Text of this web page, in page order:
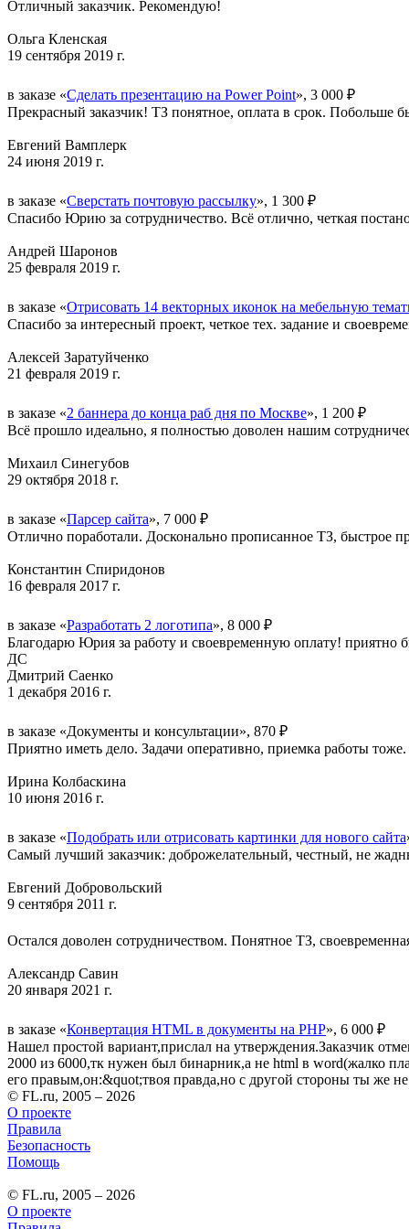
Отличный заказчик. Рекомендую!
Ольга Кленская
19 сентября 2019 г.
в заказе «Сделать презентацию на Power Point», 3 000 ₽
Прекрасный заказчик! ТЗ понятное, оплата в срок. Побольше
Евгений Вамплерк
24 июня 2019 г.
в заказе «Сверстать почтовую рассылку», 1 300 ₽
Спасибо Юрию за сотрудничество. Всё отлично, четкая
Андрей Шаронов
25 февраля 2019 г.
в заказе «Отрисовать 14 векторных иконок на мебельную
Спасибо за интересный проект, четкое тех. задание и
Алексей Заратуйченко
21 февраля 2019 г.
в заказе «2 баннера до конца раб дня по Москве», 1 200 ₽
Всё прошло идеально, я полностью доволен нашим
Михаил Синегубов
29 октября 2018 г.
в заказе «Парсер сайта», 7 000 ₽
Отлично поработали. Досконально прописанное ТЗ, быстрое
Константин Спиридонов
16 февраля 2017 г.
в заказе «Разработать 2 логотипа», 8 000 ₽
Благодарю Юрия за работу и своевременную оплату! приятно
ДС
Дмитрий Саенко
1 декабря 2016 г.
в заказе «Документы и консультации», 870 ₽
Приятно иметь дело. Задачи оперативно, приемка работы тоже.
Ирина Колбаскина
10 июня 2016 г.
в заказе «Подобрать или отрисовать картинки для нового сайта
Самый лучший заказчик: доброжелательный, честный, не
Евгений Добровольский
9 сентября 2011 г.
Остался доволен сотрудничеством. Понятное ТЗ,
Александр Савин
20 января 2021 г.
в заказе «Конвертация HTML в документы на PHP», 6 000 ₽
Нашел простой вариант,прислал на утверждения.Заказчик
2000 из 6000,тк нужен был бинарник,а не html в word(жалко
его правым,он:&quot;твоя правда,но с другой стороны ты же
© FL.ru, 2005 – 2026
О проекте
Правила
Безопасность
Помощь
© FL.ru, 2005 – 2026
О проекте